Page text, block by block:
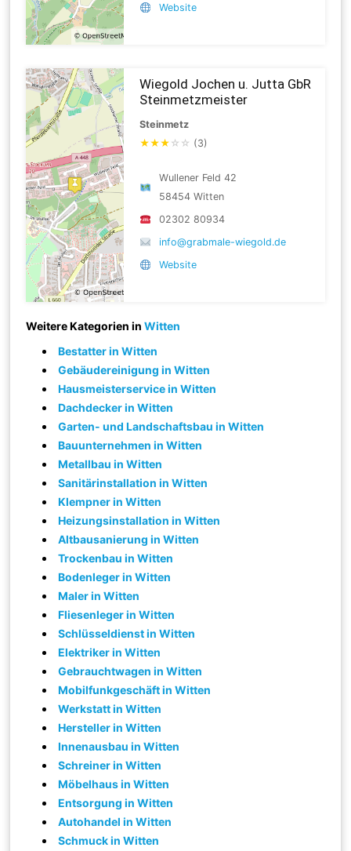
Website
Wiegold Jochen u. Jutta GbR
Steinmetzmeister
Steinmetz
★★★ ☆ ☆ (3)
Wullener Feld 42
58454 Witten
02302 80934
info@grabmale-wiegold.de
Website
Weitere Kategorien inWitten
Bestatter in Witten
Gebäudereinigung in Witten
Hausmeisterservice in Witten
Dachdecker in Witten
Garten- und Landschaftsbau in Witten
Bauunternehmen in Witten
Metallbau in Witten
Sanitärinstallation in Witten
Klempner in Witten
Heizungsinstallation in Witten
Altbausanierung in Witten
Trockenbau in Witten
Bodenleger in Witten
Maler in Witten
Fliesenleger in Witten
Schlüsseldienst in Witten
Elektriker in Witten
Gebrauchtwagen in Witten
Mobilfunkgeschäft in Witten
Werkstatt in Witten
Hersteller in Witten
Innenausbau in Witten
Schreiner in Witten
Möbelhaus in Witten
Entsorgung in Witten
Autohandel in Witten
Schmuck in Witten